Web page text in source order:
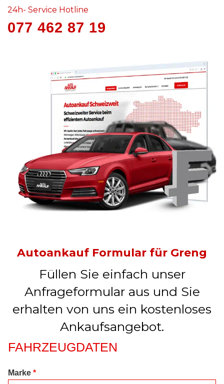
24h- Service Hotline
077 462 87 19
Autoankauf Formular für Greng
Füllen Sie einfach unser
Anfrageformular aus und Sie
erhalten von uns ein kostenloses
Ankaufsangebot.
FAHRZEUGDATEN
Marke *